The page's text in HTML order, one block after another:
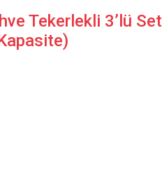
Tekerlekli 3’lü Set